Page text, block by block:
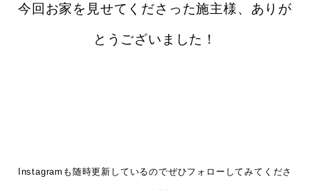
今回お家を見せてくださった施主様、ありが
とうございました！
Instagramも随時更新しているのでぜひフォローしてみてくださ